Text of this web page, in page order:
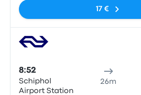
17 €
8:52
Schiphol
Airport Station
26m